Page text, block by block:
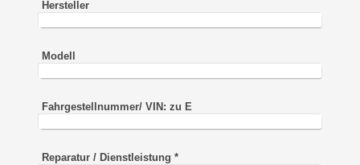
Hersteller
Modell
Fahrgestellnummer/ VIN: zu E
Reparatur / Dienstleistung *